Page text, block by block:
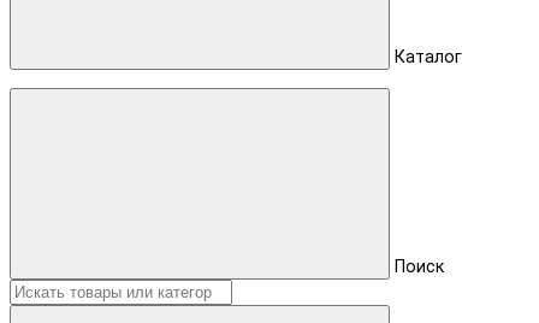
Каталог
Поиск